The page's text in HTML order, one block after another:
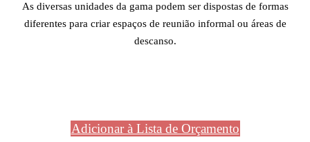
As diversas unidades da gama podem ser dispostas de formas
diferentes para criar espaços de reunião informal ou áreas de
descanso.
Adicionar à Lista de Orçamento